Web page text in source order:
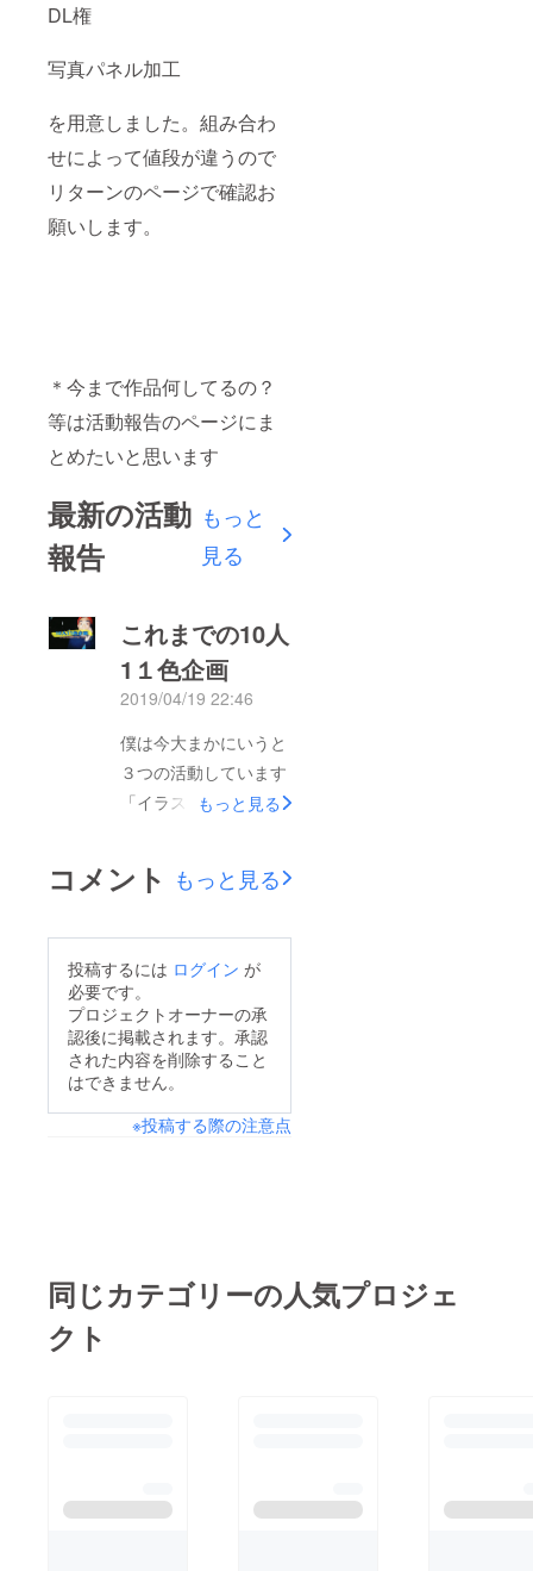
DL権
写真パネル加工
を用意しました。組み合わ
せによって値段が違うので
リターンのページで確認お
願いします。
＊今まで作品何してるの？
等は活動報告のページにま
とめたいと思います
最新の活動
報告
もっと
見る
これまでの10人
1１色企画
2019/04/19 22:46
僕は今大まかにいうと
３つの活動しています
「イラスト」「写真」
す。もちろんそれを楽
しんでやっています。
シェアする。だった
り、ピーアールするの
が好きではなかったん
です。その理由は他の
たりするのが怖かった
ほどわからなくなって
行く自分がある。よく
らしさ「個性」を出し
もっと見る
コメント もっと見る
投稿するには ログイン が
必要です。
プロジェクトオーナーの承
認後に掲載されます。承認
された内容を削除すること
はできません。
※投稿する際の注意点
同じカテゴリーの人気プロジェ
クト